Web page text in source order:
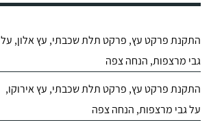
התקנת פרקט עץ, פרקט תלת שכבתי, עץ אלון, על
גבי מרצפות, הנחה צפה
התקנת פרקט עץ, פרקט תלת שכבתי, עץ אירוקו,
על גבי מרצפות, הנחה צפה